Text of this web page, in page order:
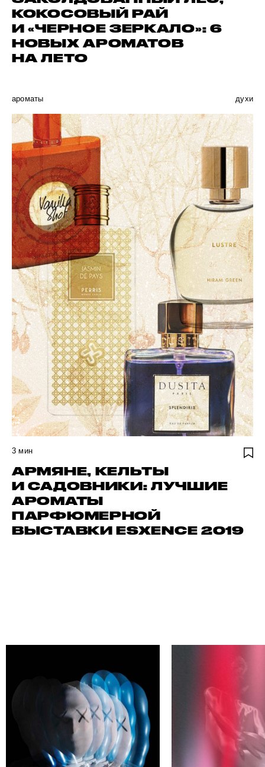
КОКОСОВЫЙ РАЙ
И «ЧЕРНОЕ ЗЕРКАЛО»: 6
НОВЫХ АРОМАТОВ
НА ЛЕТО
ароматы духи
3 мин
АРМЯНЕ, КЕЛЬТЫ
И САДОВНИКИ: ЛУЧШИЕ
АРОМАТЫ
ПАРФЮМЕРНОЙ
ВЫСТАВКИ ESXENCE 2019